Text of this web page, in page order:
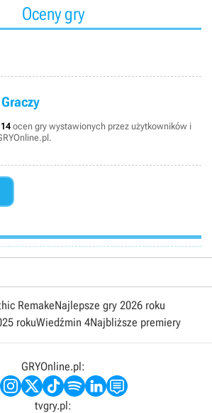
Oceny gry
Graczy
14 ocen gry wystawionych przez użytkowników i
RemakeNajlepsze gry 2026 roku
rokuWiedźmin 4Najbliższe premiery
GRYOnline.pl:
tvgry.pl: